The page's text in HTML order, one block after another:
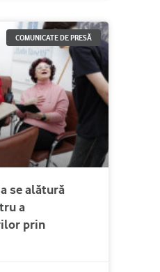
COMUNICATE DE PRESĂ
se alătură
a
prin